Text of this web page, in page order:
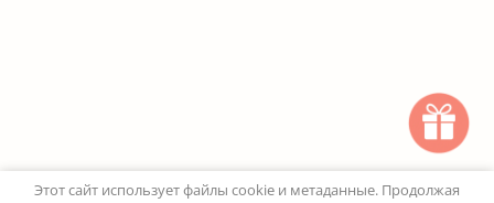
Этот сайт использует файлы cookie и метаданные. Продолжая